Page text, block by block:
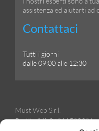
assistenza ed aiutarti ad
Contattaci
Tutti i giorni
dalle 09:00 alle 12:30
Must Web S.r.l.
Partita IVA 04911590281